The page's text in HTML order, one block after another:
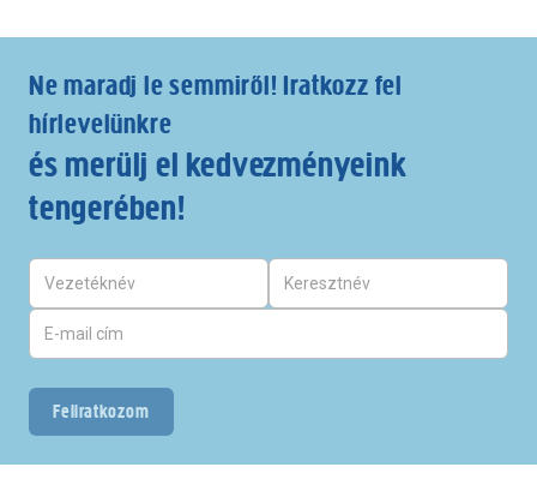
Ne maradj le semmiről! Iratkozz fel
hírlevelünkre
és merülj el kedvezményeink
tengerében!
Feliratkozom